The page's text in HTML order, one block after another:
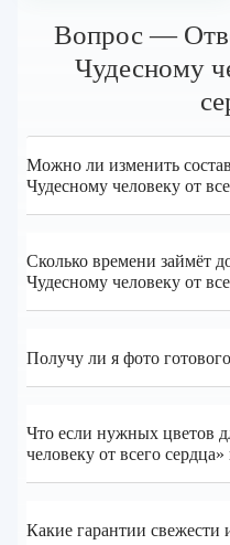
Вопрос —
Чудесному
Можно ли изменить
Чудесному человеку от
Сколько времени займёт
Чудесному человеку от
Получу ли я фото
Что если нужных цветов
человеку от всего сердца»
Какие гарантии свежести